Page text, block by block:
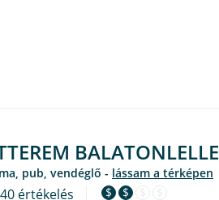
BALATONLELLE
pub, vendéglő - lássam a térképen
40 értékelés $ $